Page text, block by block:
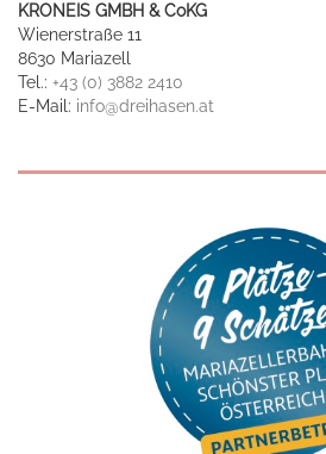
KRONEIS GMBH & CoKG
Wienerstraße 11
8630 Mariazell
Tel.: +43 (0) 3882 2410
E-Mail: info@dreihasen.at